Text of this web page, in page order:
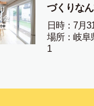
づくりな
日時：7月
場所：岐阜
1